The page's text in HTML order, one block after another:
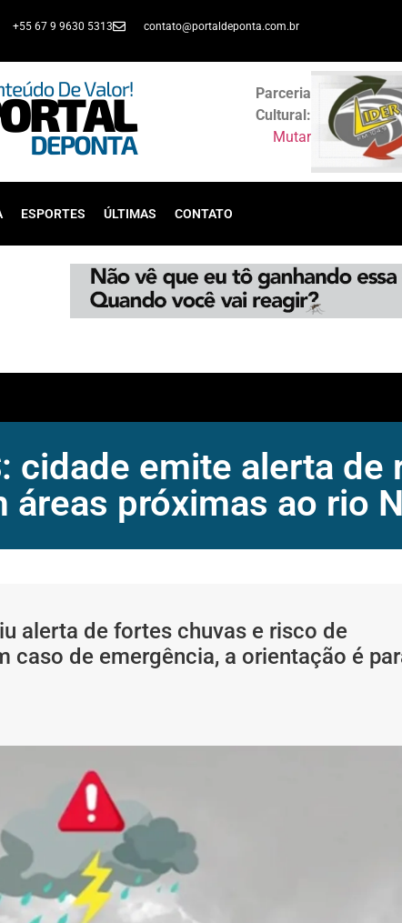
+55 67 9 9630 5313 contato@portaldeponta.com.br
Parceria
Cultural:
Mutar
ESPORTES ÚLTIMAS CONTATO
cidade emite alerta de
áreas próximas ao rio
alerta de fortes chuvas e risco de
caso de emergência, a orientação é